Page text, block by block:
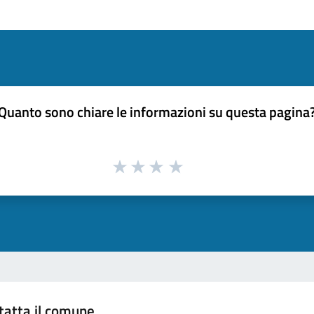
sono chiare le informazioni su questa